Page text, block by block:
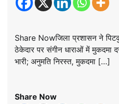
Share Nowजिला प्रशासन ने
ठेकेदार पर संगीन धाराओं में मुकदमा
भारी; अनुमति निरस्त, मुकदमा […]
Share Now